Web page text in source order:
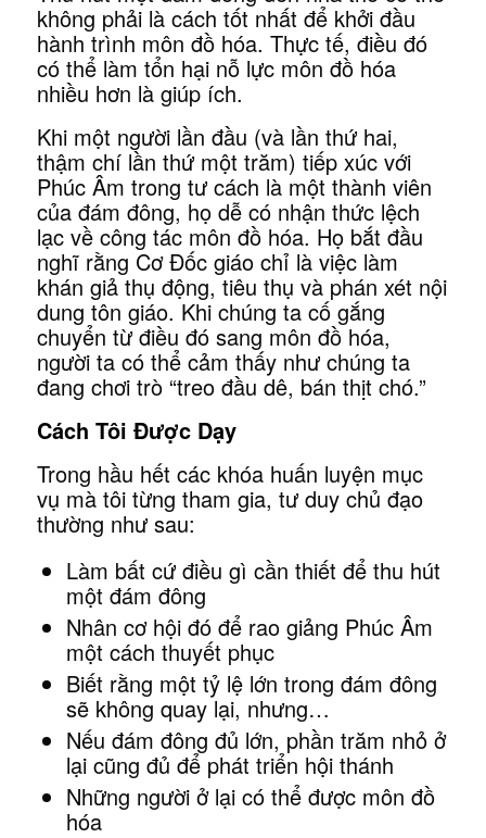
không phải là cách tốt nhất để khởi đầu
hành trình môn đồ hóa. Thực tế, điều đó
có thể làm tổn hại nỗ lực môn đồ hóa
nhiều hơn là giúp ích.
Khi một người lần đầu (và lần thứ hai,
thậm chí lần thứ một trăm) tiếp xúc với
Phúc Âm trong tư cách là một thành viên
của đám đông, họ dễ có nhận thức lệch
lạc về công tác môn đồ hóa. Họ bắt đầu
nghĩ rằng Cơ Đốc giáo chỉ là việc làm
khán giả thụ động, tiêu thụ và phán xét nội
dung tôn giáo. Khi chúng ta cố gắng
chuyển từ điều đó sang môn đồ hóa,
người ta có thể cảm thấy như chúng ta
đang chơi trò “treo đầu dê, bán thịt chó.”
Cách Tôi Được Dạy
Trong hầu hết các khóa huấn luyện mục
vụ mà tôi từng tham gia, tư duy chủ đạo
thường như sau:
Làm bất cứ điều gì cần thiết để thu hút
một đám đông
Nhân cơ hội đó để rao giảng Phúc Âm
một cách thuyết phục
Biết rằng một tỷ lệ lớn trong đám đông
sẽ không quay lại, nhưng…
Nếu đám đông đủ lớn, phần trăm nhỏ ở
lại cũng đủ để phát triển hội thánh
Những người ở lại có thể được môn đồ
hóa